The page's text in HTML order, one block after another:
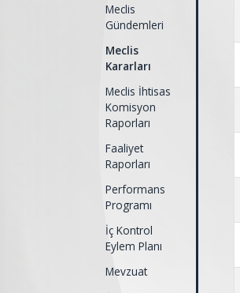
Meclis
Gündemleri
Meclis
Kararları
Meclis İhtisas
Komisyon
Raporları
Faaliyet
Raporları
Performans
Programı
İç Kontrol
Eylem Planı
Mevzuat